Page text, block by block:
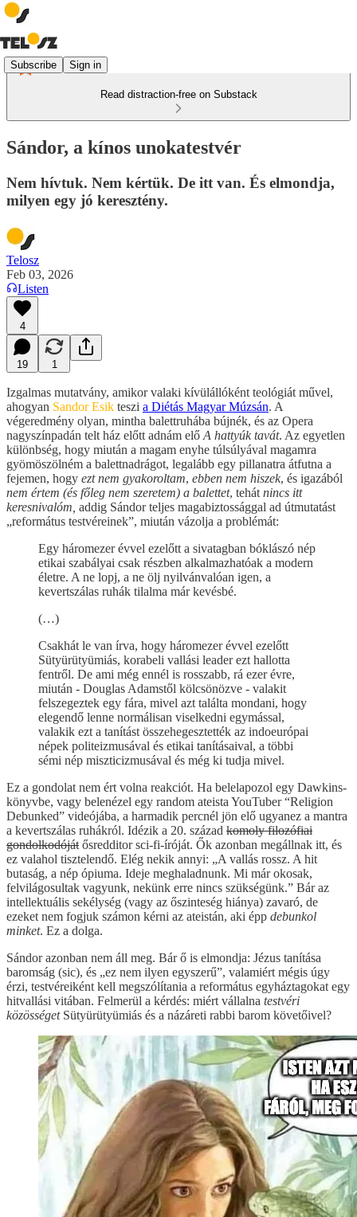
Subscribe Sign in
Read distraction-free on Substack
Sándor, a kínos unokatestvér
Nem hívtuk. Nem kértük. De itt van. És elmondja,
milyen egy jó keresztény.
Telosz
Feb 03, 2026
Listen
4
19 1
Izgalmas mutatvány, amikor valaki kívülállóként teológiát művel,
ahogyan Sandor Esik teszi a Diétás Magyar Múzsán. A
végeredmény olyan, mintha balettruhába bújnék, és az Opera
nagyszínpadán telt ház előtt adnám elő A hattyúk tavát. Az egyetlen
különbség, hogy miután a magam enyhe túlsúlyával magamra
gyömöszölném a balettnadrágot, legalább egy pillanatra átfutna a
fejemen, hogy ezt nem gyakoroltam, ebben nem hiszek, és igazából
nem értem (és főleg nem szeretem) a balettet, tehát nincs itt
keresnivalóm, addig Sándor teljes magabiztossággal ad útmutatást
„református testvéreinek”, miután vázolja a problémát:
Egy háromezer évvel ezelőtt a sivatagban bóklászó nép
etikai szabályai csak részben alkalmazhatóak a modern
életre. A ne lopj, a ne ölj nyilvánvalóan igen, a
kevertszálas ruhák tilalma már kevésbé.
(…)
Csakhát le van írva, hogy háromezer évvel ezelőtt
Sütyürütyümiás, korabeli vallási leader ezt hallotta
fentről. De ami még ennél is rosszabb, rá ezer évre,
miután - Douglas Adamstől kölcsönözve - valakit
felszegeztek egy fára, mivel azt találta mondani, hogy
elegendő lenne normálisan viselkedni egymással,
valakik ezt a tanítást összehegesztették az indoeurópai
népek politeizmusával és etikai tanításaival, a többi
sémi nép miszticizmusával és még ki tudja mivel.
Ez a gondolat nem ért volna reakciót. Ha belelapozol egy Dawkins-
könyvbe, vagy belenézel egy random ateista YouTuber “Religion
Debunked” videójába, a harmadik percnél jön elő ugyanez a mantra
a kevertszálas ruhákról. Idézik a 20. század komoly filozófiai
gondolkodóját ősredditor sci-fi-íróját. Ők azonban megállnak itt, és
ez valahol tisztelendő. Elég nekik annyi: „A vallás rossz. A hit
butaság, a nép ópiuma. Ideje meghaladnunk. Mi már okosak,
felvilágosultak vagyunk, nekünk erre nincs szükségünk.” Bár az
intellektuális sekélység (vagy az őszinteség hiánya) zavaró, de
ezeket nem fogjuk számon kérni az ateistán, aki épp debunkol
minket. Ez a dolga.
Sándor azonban nem áll meg. Bár ő is elmondja: Jézus tanítása
baromság (sic), és „ez nem ilyen egyszerű”, valamiért mégis úgy
érzi, testvéreiként kell megszólítania a református egyháztagokat egy
hitvallási vitában. Felmerül a kérdés: miért vállalna testvéri
közösségetSütyürütyümiás és a názáreti rabbi barom követőivel?